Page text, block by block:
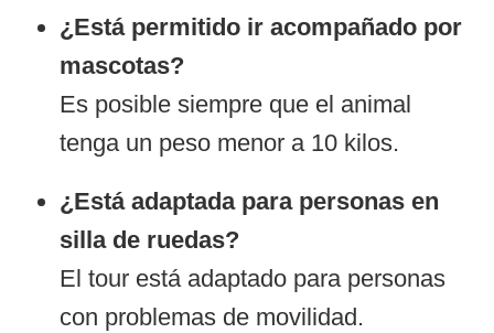
¿Está permitido ir acompañado por
mascotas?
Es posible siempre que el animal
tenga un peso menor a 10 kilos.
¿Está adaptada para personas en
silla de ruedas?
El tour está adaptado para personas
con problemas de movilidad.